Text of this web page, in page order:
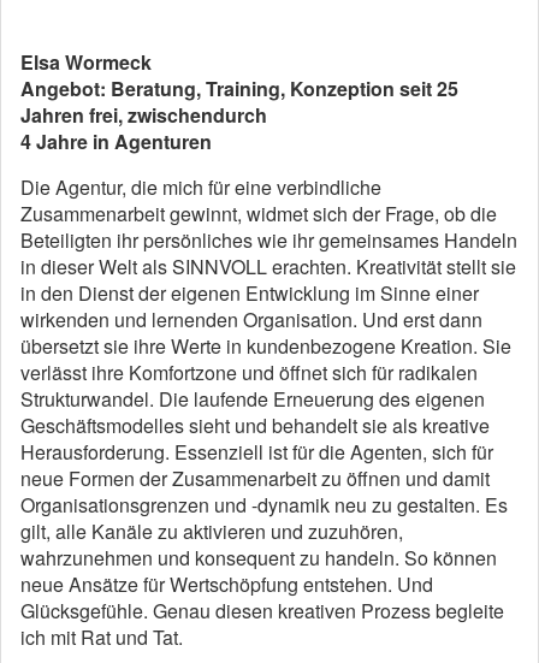
Elsa Wormeck
Angebot: Beratung, Training, Konzeption seit 25
Jahren frei, zwischendurch
4 Jahre in Agenturen
Die Agentur, die mich für eine verbindliche
Zusammenarbeit gewinnt, widmet sich der Frage, ob die
Beteiligten ihr persönliches wie ihr gemeinsames Handeln
in dieser Welt als SINNVOLL erachten. Kreativität stellt sie
in den Dienst der eigenen Entwicklung im Sinne einer
wirkenden und lernenden Organisation. Und erst dann
übersetzt sie ihre Werte in kundenbezogene Kreation. Sie
verlässt ihre Komfortzone und öffnet sich für radikalen
Strukturwandel. Die laufende Erneuerung des eigenen
Geschäftsmodelles sieht und behandelt sie als kreative
Herausforderung. Essenziell ist für die Agenten, sich für
neue Formen der Zusammenarbeit zu öffnen und damit
Organisationsgrenzen und -dynamik neu zu gestalten. Es
gilt, alle Kanäle zu aktivieren und zuzuhören,
wahrzunehmen und konsequent zu handeln. So können
neue Ansätze für Wertschöpfung entstehen. Und
Glücksgefühle. Genau diesen kreativen Prozess begleite
ich mit Rat und Tat.